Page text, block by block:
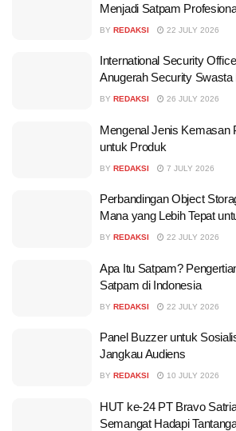
Menjadi Satpam
BY REDAKSI 22 JULY 2026
International Security
Anugerah Security
BY REDAKSI 26 JULY 2026
Mengenal Jenis Kemasan
untuk Produk
BY REDAKSI 7 JULY 2026
Perbandingan Object
Mana yang Lebih Tepat
BY REDAKSI 22 JULY 2026
Apa Itu Satpam?
Satpam di Indonesia
BY REDAKSI 22 JULY 2026
Panel Buzzer untuk
Jangkau Audiens
BY REDAKSI 10 JULY 2026
HUT ke-24 PT Bravo
Semangat Hadapi